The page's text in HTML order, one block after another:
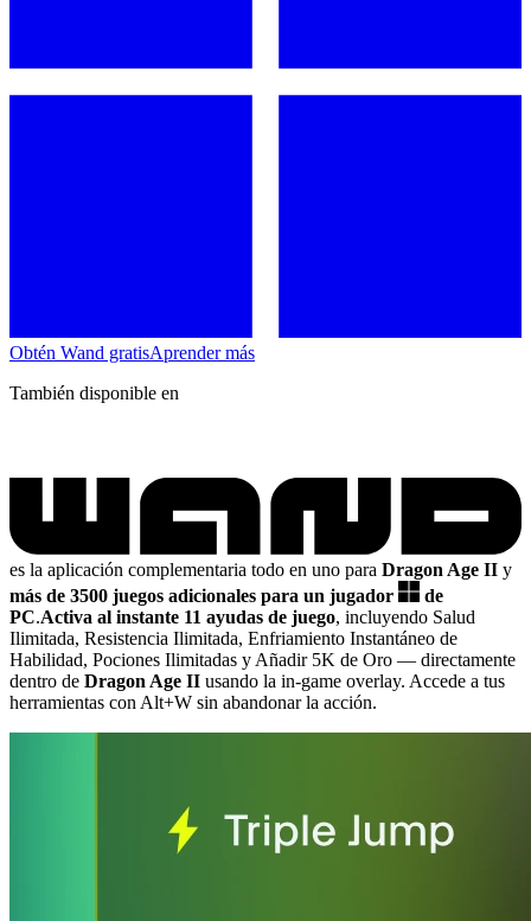
Obtén Wand gratisAprender más
También disponible en
es la aplicación complementaria todo en uno para Dragon Age II y
más de 3500 juegos adicionales para un jugador
de
PC.Activa al instante 11 ayudas de juego, incluyendo Salud
Ilimitada, Resistencia Ilimitada, Enfriamiento Instantáneo de
Habilidad, Pociones Ilimitadas y Añadir 5K de Oro — directamente
dentro de Dragon Age II usando la in-game overlay. Accede a tus
herramientas con Alt+W sin abandonar la acción.